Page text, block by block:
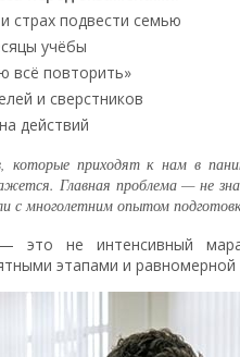
страх подвести семью
учёбы
всё повторить»
и сверстников
действий
которые приходят к нам в
Главная проблема — не
многолетним опытом
— это не интенсивный
этапами и равномерной